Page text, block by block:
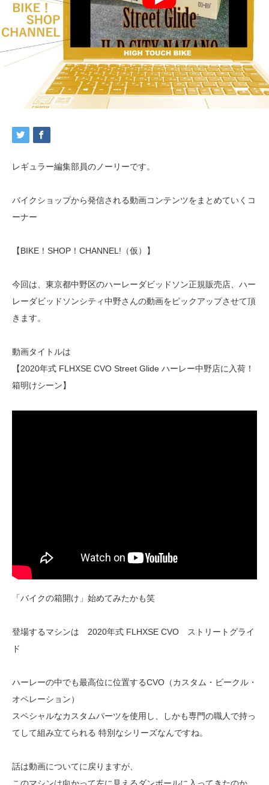
レギュラー編集部員のノーリーです。
バイクショップから発信される動画コンテンツをまとめていくコ
ーナー
【BIKE！SHOP！CHANNEL!（仮）】
今回は、東京都中野区のハーレーダビッドソン正規販売店、ハー
レーダビッドソンシティ中野さんの動画をピックアップさせて頂
きます。
動画タイトルは
【2020年式 FLHXSE CVO Street Glide ハーレー中野店に入荷！
箱明けシーン】
「バイクの箱開け」始めてみたかも笑
登場するマシンは 2020年式 FLHXSE CVO ストリートグライ
ド
ハーレーの中でも最高位に位置するCVO（カスタム・ビークル・
オペレーション）
スペシャルなカスタムパーツを使用し、しかも専門の職人で持っ
てして組み立てられる 特別なシリーズなんですね。
話は動画についてに戻りますが、